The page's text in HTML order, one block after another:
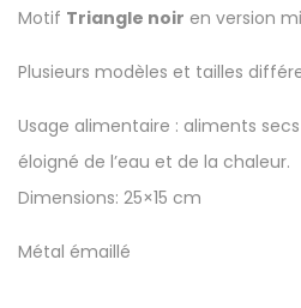
Motif Triangle noir en version
Plusieurs modèles et tailles
Usage alimentaire : aliments
éloigné de l’eau et de la chaleur.
Dimensions: 25×15 cm
Métal émaillé